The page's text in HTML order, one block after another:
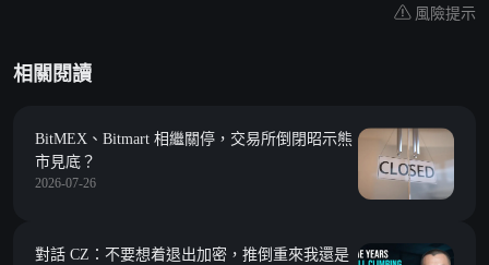
風險提示
相關閱讀
BitMEX、Bitmart 相繼關停，交易所倒閉昭示熊
市見底？
2026-07-26
對話 CZ：不要想着退出加密，推倒重來我還是